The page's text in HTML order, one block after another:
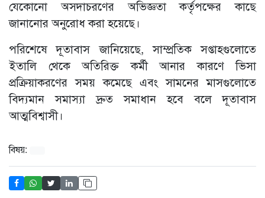
যেকোনো অসদাচরণের অভিজ্ঞতা কর্তৃপক্ষের কাছে
জানানোর অনুরোধ করা হয়েছে।
পরিশেষে দূতাবাস জানিয়েছে, সাম্প্রতিক সপ্তাহগুলোতে
ইতালি থেকে অতিরিক্ত কর্মী আনার কারণে ভিসা
প্রক্রিয়াকরণের সময় কমেছে এবং সামনের মাসগুলোতে
বিদ্যমান সমাস্যা দ্রুত সমাধান হবে বলে দূতাবাস
আত্মবিশ্বাসী।
বিষয়: